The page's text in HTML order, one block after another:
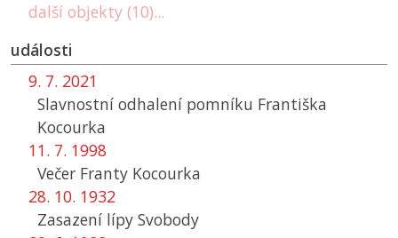
další objekty (10)...
události
9. 7. 2021
Slavnostní odhalení pomníku Františka
Kocourka
11. 7. 1998
Večer Franty Kocourka
28. 10. 1932
Zasazení lípy Svobody